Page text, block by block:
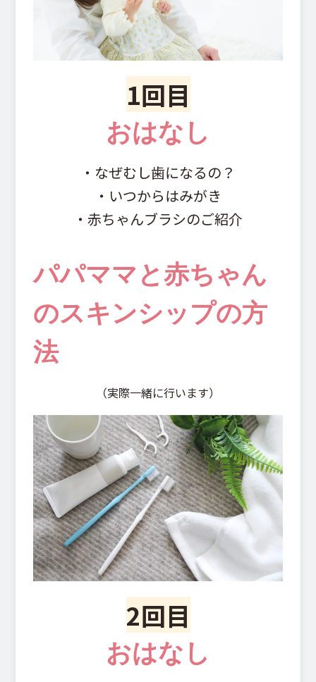
1回目
おはなし
・なぜむし歯になるの？
・いつからはみがき
・赤ちゃんブラシのご紹介
パパママと赤ちゃん
のスキンシップの方
法
（実際一緒に行います）
2回目
おはなし